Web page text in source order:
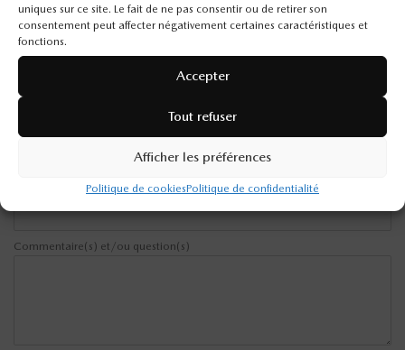
uniques sur ce site. Le fait de ne pas consentir ou de retirer son
consentement peut affecter négativement certaines caractéristiques et
fonctions.
Accepter
Tout refuser
Afficher les préférences
Politique de cookiesPolitique de confidentialité
Nom*
Commentaire(s) et/ou question(s)